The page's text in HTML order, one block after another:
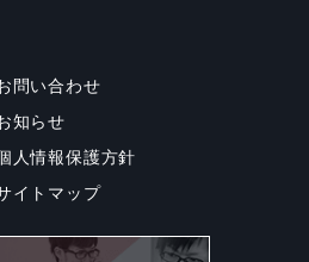
問い合わせ
知らせ
人情報保護方針
イトマップ